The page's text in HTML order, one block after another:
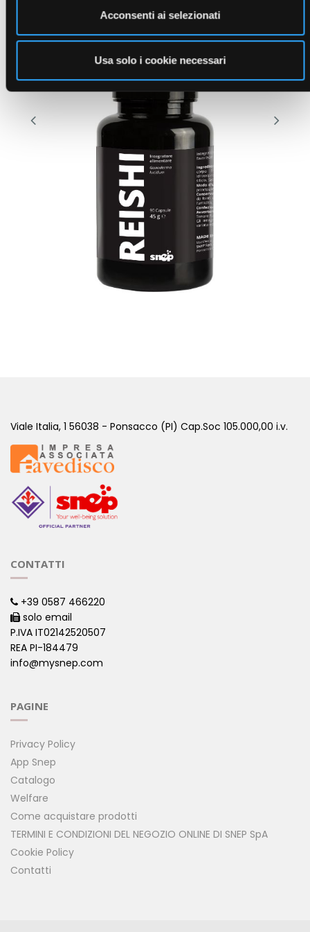
Acconsenti ai selezionati
Usa solo i cookie necessari
Viale Italia, 1 56038 - Ponsacco (PI) Cap.Soc 105.000,00 i.v.
CONTATTI
+39 0587 466220
solo email
P.IVA IT02142520507
REA PI-184479
info@mysnep.com
PAGINE
Privacy Policy
App Snep
Catalogo
Welfare
Come acquistare prodotti
TERMINI E CONDIZIONI DEL NEGOZIO ONLINE DI SNEP SpA
Cookie Policy
Contatti